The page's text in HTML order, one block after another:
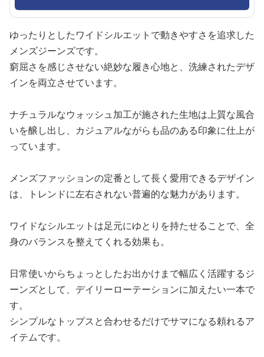
デニムワイドパンツ ゆったりシルエットデニム
パンツ
¥5,680
ゆったりとしたワイドシルエットで動きやすさを追求した
メンズジーンズです。
インを両立させています。
いを醸し出し、カジュアルながらも品のある印象に仕上が
っています。
メンズファッションの定番として長く愛用できるデザイン
は、トレンドに左右されない普遍的な魅力があります。
ワイドなシルエットは足元にゆとりを持たせることで、全
身のバランスを整えてくれる効果も。